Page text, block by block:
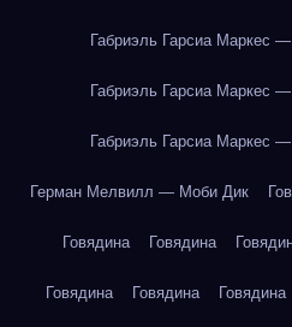
Габриэль Гарсиа Маркес
Габриэль Гарсиа Маркес
Габриэль Гарсиа Маркес
Герман Мелвилл — Моби Дик
Говядина Говядина
Говядина Говядина Говядина